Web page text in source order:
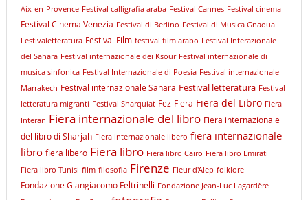
Aix-en-Provence Festival calligrafia araba Festival Cannes Festival cinema
Festival Cinema Venezia Festival di Berlino Festival di Musica Gnaoua
Festivaletteratura Festival Film festival film arabo Festival Interazionale
del Sahara Festival internazionale dei Ksour Festival internazionale di
musica sinfonica Festival Internazionale di Poesia Festival internazionale
Marrakech Festival internazionale Sahara Festival letteratura Festival
letteratura migranti Festival Sharquiat Fez Fiera Fiera del Libro Fiera
Interan Fiera internazionale del libro Fiera internazionale
del libro di Sharjah Fiera internazionale libero fiera internazionale
libro fiera libero Fiera libro Fiera libro Cairo Fiera libro Emirati
Fiera libro Tunisi film filosofia Firenze Fleur d'Alep folklore
Fondazione Giangiacomo Feltrinelli Fondazione Jean-Luc Lagardère